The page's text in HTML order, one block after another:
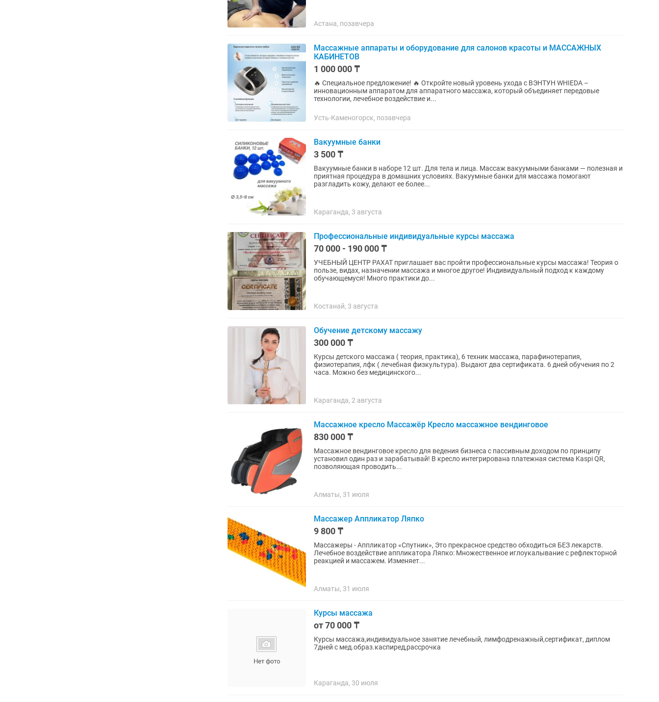
Астана, позавчера
Массажные аппараты и оборудование для салонов красоты и МАССАЖНЫХ
КАБИНЕТОВ
1 000 000 ₸
🔥 Специальное предложение! 🔥 Откройте новый уровень ухода с ВЭНТУН WHIEDA –
инновационным аппаратом для аппаратного массажа, который объединяет передовые
технологии, лечебное воздействие и...
Усть-Каменогорск, позавчера
Вакуумные банки
3 500 ₸
Вакуумные банки в наборе 12 шт. Для тела и лица. Массаж вакуумными банками — полезная и
приятная процедура в домашних условиях. Вакуумные банки для массажа помогают
разгладить кожу, делают ее более...
Караганда, 3 августа
Профессиональные индивидуальные курсы массажа
70 000 - 190 000 ₸
УЧЕБНЫЙ ЦЕНТР РАХАТ приглашает вас пройти профессиональные курсы массажа! Теория о
пользе, видах, назначении массажа и многое другое! Индивидуальный подход к каждому
обучающемуся! Много практики до...
Костанай, 3 августа
Обучение детскому массажу
300 000 ₸
Курсы детского массажа ( теория, практика), 6 техник массажа, парафинотерапия,
физиотерапия, лфк ( лечебная физкультура). Выдают два сертификата. 6 дней обучения по 2
часа. Можно без медицинского...
Караганда, 2 августа
Массажное кресло Массажёр Кресло массажное вендинговое
830 000 ₸
Массажное вендинговое кресло для ведения бизнеса с пассивным доходом по принципу
установил один раз и зарабатывай! В кресло интегрирована платежная система Kaspi QR,
позволяющая проводить...
Алматы, 31 июля
Массажер Аппликатор Ляпко
9 800 ₸
Массажеры - Аппликатор «Спутник», Это прекрасное средство обходиться БЕЗ лекарств.
Лечебное воздействие аппликатора Ляпко: Множественное иглоукалывание с рефлекторной
реакцией и массажем. Изменяет...
Алматы, 31 июля
Курсы массажа
от 70 000 ₸
Курсы массажа,индивидуальное занятие лечебный, лимфодренажный,сертификат, диплом
7дней с мед.образ.каспиред,рассрочка
Караганда, 30 июля